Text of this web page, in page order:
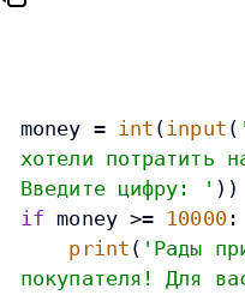
money = int (input (
хотели потратить
Введите цифру: '
if money >= 10000:
print ( 'Рады
покупателя! Для